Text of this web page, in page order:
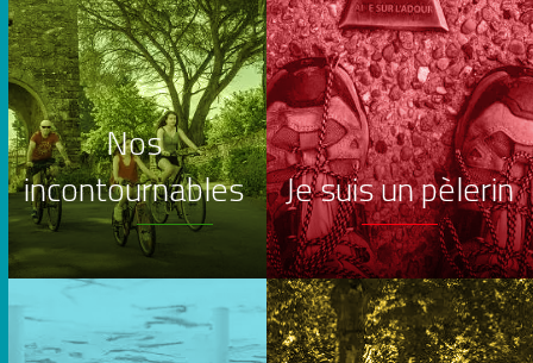
Nos
incontournables Je suis un pèlerin